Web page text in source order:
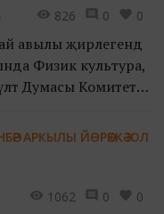
826 0 0
авылы җирлегендә
Физик культура,
Думасы Комитеты
АРКЫЛЫ ЙӨРӘККӘ ЮЛ
1062 0 0